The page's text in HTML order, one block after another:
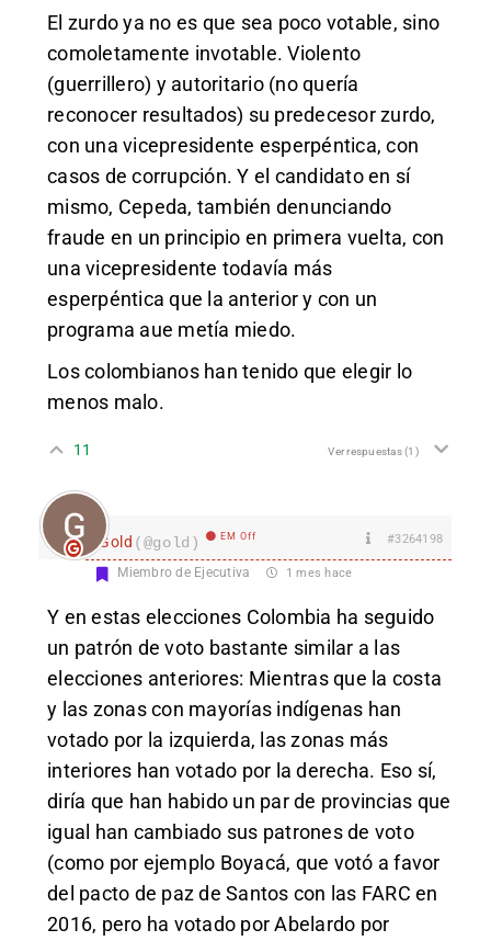
El zurdo ya no es que sea poco votable, sino
comoletamente invotable. Violento
(guerrillero) y autoritario (no quería
reconocer resultados) su predecesor zurdo,
con una vicepresidente esperpéntica, con
casos de corrupción. Y el candidato en sí
mismo, Cepeda, también denunciando
fraude en un principio en primera vuelta, con
una vicepresidente todavía más
esperpéntica que la anterior y con un
programa aue metía miedo.
Los colombianos han tenido que elegir lo
menos malo.
11 Ver respuestas(1)
Gold (@gold) EM Off #3264198
Miembro de Ejecutiva 1 mes hace
Y en estas elecciones Colombia ha seguido
un patrón de voto bastante similar a las
elecciones anteriores: Mientras que la costa
y las zonas con mayorías indígenas han
votado por la izquierda, las zonas más
interiores han votado por la derecha. Eso sí,
diría que han habido un par de provincias que
igual han cambiado sus patrones de voto
(como por ejemplo Boyacá, que votó a favor
del pacto de paz de Santos con las FARC en
2016, pero ha votado por Abelardo por